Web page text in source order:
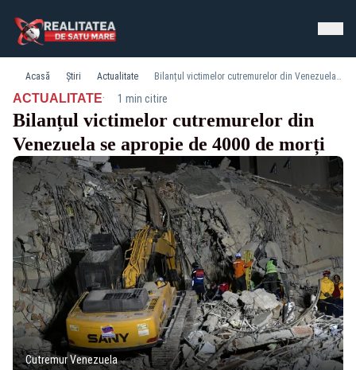
Acasă Știri Actualitate Bilanțul victimelor cutremurelor din Venezuela se apropie de 4000 de morți
ACTUALITATE· 1 min citire
Bilanțul victimelor cutremurelor din
Venezuela se apropie de 4000 de morți
Cutremur Venezuela